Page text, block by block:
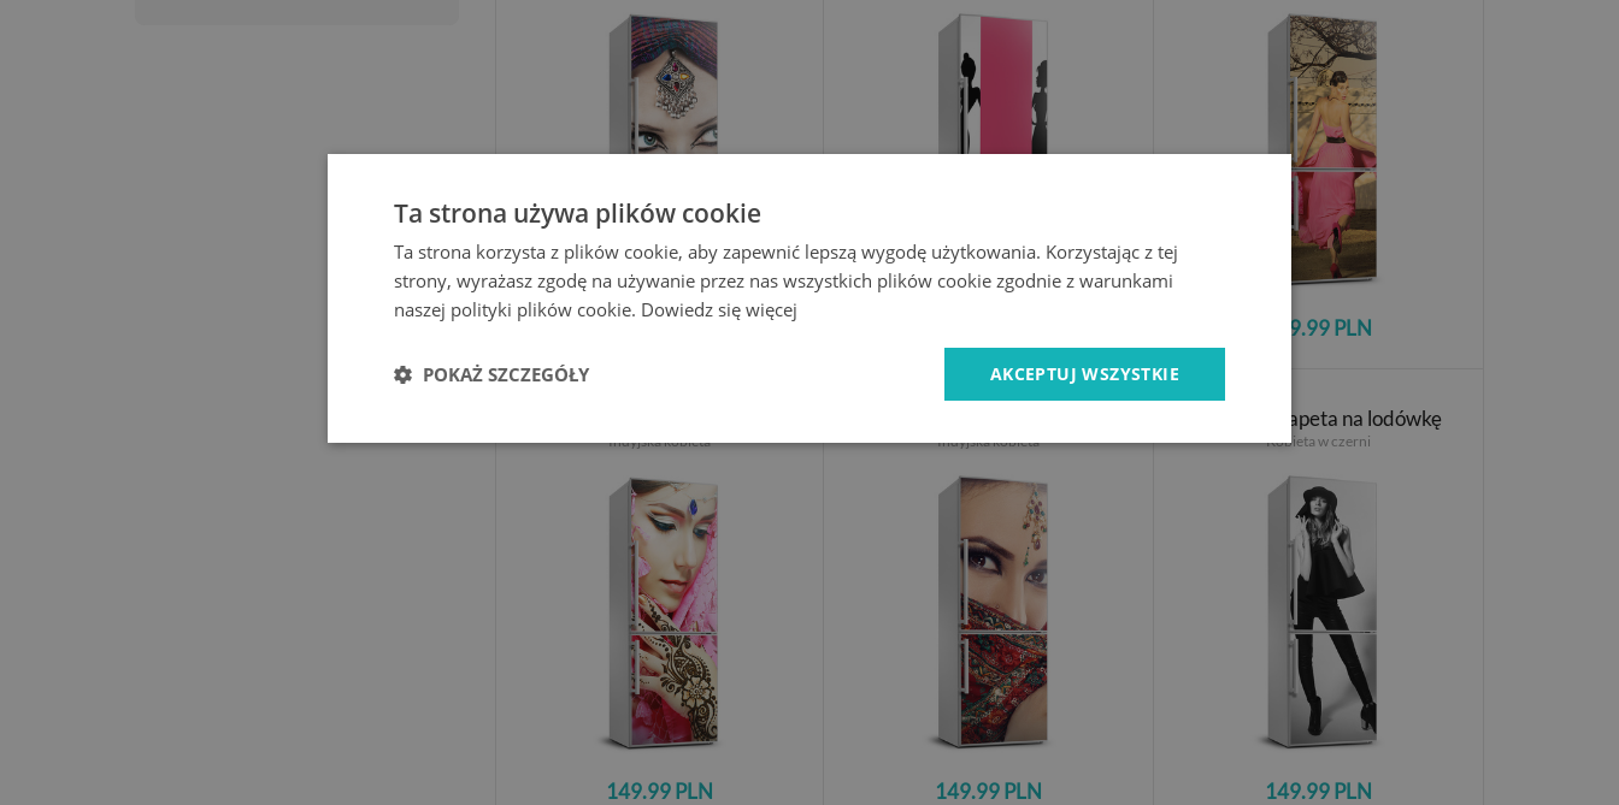
149.99 PLN
Indyjska kobieta
149.99 PLN
Indyjska kobieta
149.99 PLN
Naklejka Tapeta na lodówkę
Kobieta w czerni
149.99 PLN
Ta strona używa plików cookie
Ta strona korzysta z plików cookie, aby zapewnić lepszą wygodę użytkowania. Korzystając z tej
strony, wyrażasz zgodę na używanie przez nas wszystkich plików cookie zgodnie z warunkami
naszej polityki plików cookie. Dowiedz się więcej
AKCEPTUJ WSZYSTKIE
POKAŻ SZCZEGÓŁY